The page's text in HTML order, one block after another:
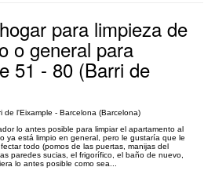
para limpieza de
o general para
51 - 80 (Barri de
de l'Eixample - Barcelona (Barcelona)
lo antes posible para limpiar el apartamento al
ya está limpio en general, pero le gustaría que le
todo (pomos de las puertas, manijas del
paredes sucias, el frigorífico, el baño de nuevo,
lo antes posible como sea...